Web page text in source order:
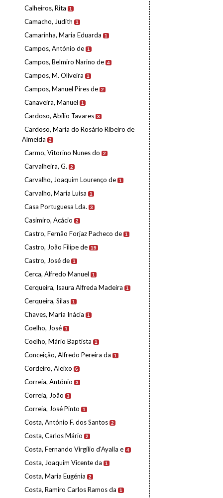
Calheiros, Rita 1
Camacho, Judith 1
Camarinha, Maria Eduarda 1
Campos, António de 1
Campos, Belmiro Narino de 4
Campos, M. Oliveira 1
Campos, Manuel Pires de 2
Canaveira, Manuel 1
Cardoso, Abílio Tavares 3
Cardoso, Maria do Rosário Ribeiro de
Almeida
2
Carmo, Vitorino Nunes do 2
Carvalheira, G. 2
Carvalho, Joaquim Lourenço de 1
Carvalho, Maria Luísa 1
Casa Portuguesa Lda. 3
Casimiro, Acácio 2
Castro, Fernão Forjaz Pacheco de 1
Castro, João Filipe de 19
Castro, José de 1
Cerca, Alfredo Manuel 1
Cerqueira, Isaura Alfreda Madeira 1
Cerqueira, Silas 1
Chaves, Maria Inácia 1
Coelho, José 1
Coelho, Mário Baptista 1
Conceição, Alfredo Pereira da 1
Cordeiro, Aleixo 6
Correia, António 3
Correia, João 3
Correia, José Pinto 1
Costa, António F. dos Santos 2
Costa, Carlos Mário 2
Costa, Fernando Virgílio d'Ayalla e 4
Costa, Joaquim Vicente da 1
Costa, Maria Eugénia 2
Costa, Ramiro Carlos Ramos da 1